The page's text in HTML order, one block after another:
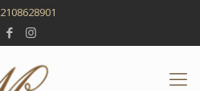
2108628901